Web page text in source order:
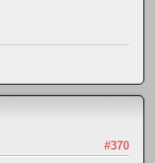
#370